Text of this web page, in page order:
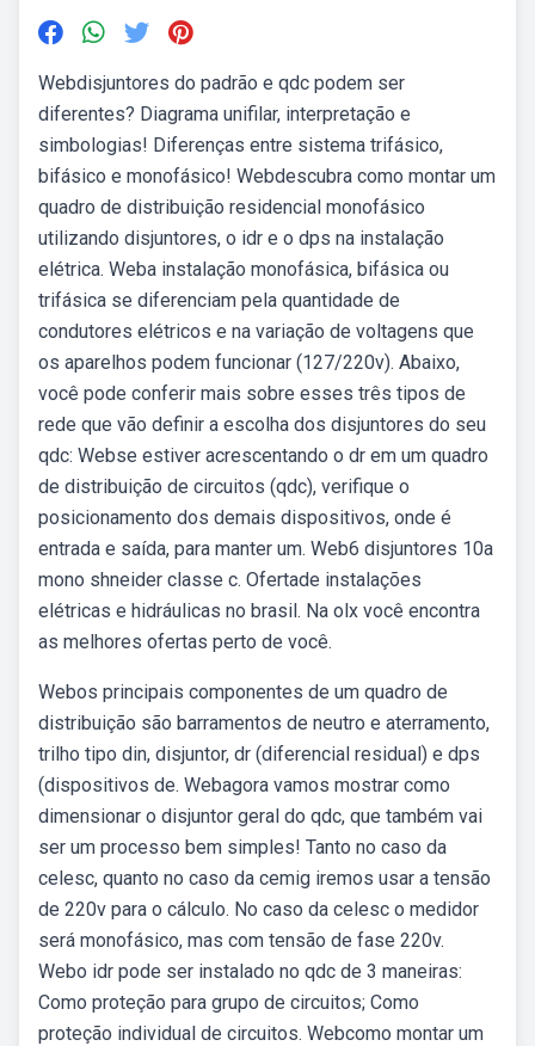
Webdisjuntores do padrão e qdc podem ser
diferentes? Diagrama unifilar, interpretação e
simbologias! Diferenças entre sistema trifásico,
bifásico e monofásico! Webdescubra como montar um
quadro de distribuição residencial monofásico
utilizando disjuntores, o idr e o dps na instalação
elétrica. Weba instalação monofásica, bifásica ou
trifásica se diferenciam pela quantidade de
condutores elétricos e na variação de voltagens que
os aparelhos podem funcionar (127/220v). Abaixo,
você pode conferir mais sobre esses três tipos de
rede que vão definir a escolha dos disjuntores do seu
qdc: Webse estiver acrescentando o dr em um quadro
de distribuição de circuitos (qdc), verifique o
posicionamento dos demais dispositivos, onde é
entrada e saída, para manter um. Web6 disjuntores 10a
mono shneider classe c. Ofertade instalações
elétricas e hidráulicas no brasil. Na olx você encontra
as melhores ofertas perto de você.
Webos principais componentes de um quadro de
distribuição são barramentos de neutro e aterramento,
trilho tipo din, disjuntor, dr (diferencial residual) e dps
(dispositivos de. Webagora vamos mostrar como
dimensionar o disjuntor geral do qdc, que também vai
ser um processo bem simples! Tanto no caso da
celesc, quanto no caso da cemig iremos usar a tensão
de 220v para o cálculo. No caso da celesc o medidor
será monofásico, mas com tensão de fase 220v.
Webo idr pode ser instalado no qdc de 3 maneiras:
Como proteção para grupo de circuitos; Como
proteção individual de circuitos. Webcomo montar um